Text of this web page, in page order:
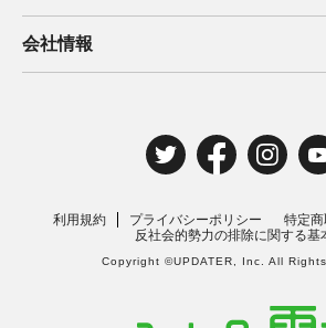
住宅用太陽光売電 卒FIT
2024年
2019年
ご家庭向け電力サービス・卒FIT電気の
法人向け脱炭素サービス・新電力向け
電気工事のお申込み
会社情報
利用規約 プライバシーポリシー
特定
反社会的勢力の排除に関する基
Copyright ©UPDATER, Inc. All Rights